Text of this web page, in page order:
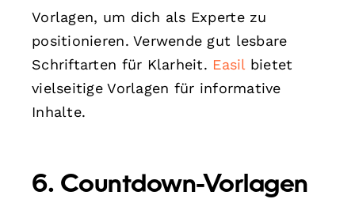
Vorlagen, um dich als Experte zu
positionieren. Verwende gut lesbare
Schriftarten für Klarheit. Easil bietet
vielseitige Vorlagen für informative
Inhalte.
6. Countdown-Vorlagen